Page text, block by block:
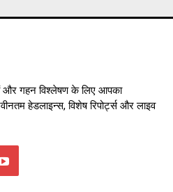
गहन विश्लेषण के लिए आपका
हेडलाइन्स, विशेष रिपोर्ट्स और लाइव